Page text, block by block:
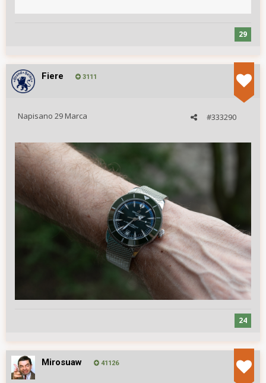
29
Fiere 3111
#333290
Napisano 29 Marca
24
Mirosuaw 41126